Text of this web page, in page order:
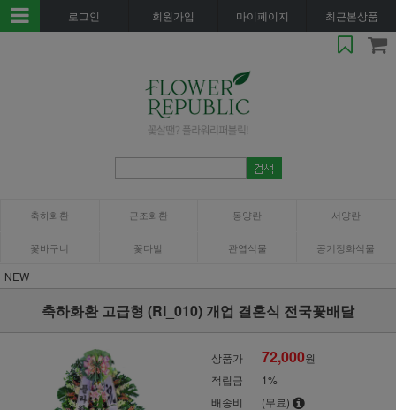
로그인 회원가입 마이페이지 최근본상품
축하화환 근조화환 동양란 서양란
꽃바구니 꽃다발 관엽식물 공기정화식물
NEW
축하화환 고급형 (RI_010) 개업 결혼식 전국꽃배달
상품가 72,000원
적립금
1%
배송비
(무료)